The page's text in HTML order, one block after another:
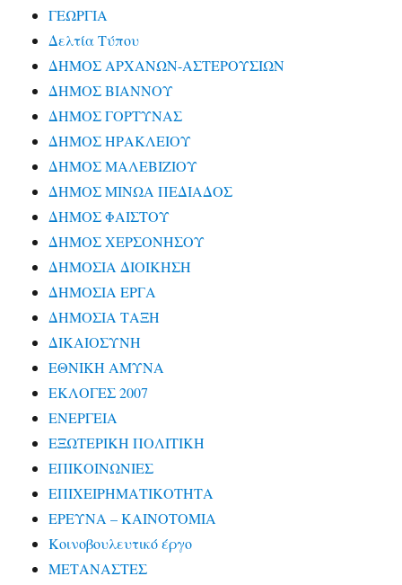
ΓΕΩΡΓΙΑ
Δελτία Τύπου
ΔΗΜΟΣ ΑΡΧΑΝΩΝ-ΑΣΤΕΡΟΥΣΙΩΝ
ΔΗΜΟΣ ΒΙΑΝΝΟΥ
ΔΗΜΟΣ ΓΟΡΤΥΝΑΣ
ΔΗΜΟΣ ΗΡΑΚΛΕΙΟΥ
ΔΗΜΟΣ ΜΑΛΕΒΙΖΙΟΥ
ΔΗΜΟΣ ΜΙΝΩΑ ΠΕΔΙΑΔΟΣ
ΔΗΜΟΣ ΦΑΙΣΤΟΥ
ΔΗΜΟΣ ΧΕΡΣΟΝΗΣΟΥ
ΔΗΜΟΣΙΑ ΔΙΟΙΚΗΣΗ
ΔΗΜΟΣΙΑ ΕΡΓΑ
ΔΗΜΟΣΙΑ ΤΑΞΗ
ΔΙΚΑΙΟΣΥΝΗ
ΕΘΝΙΚΗ ΑΜΥΝΑ
ΕΚΛΟΓΕΣ 2007
ΕΝΕΡΓΕΙΑ
ΕΞΩΤΕΡΙΚΗ ΠΟΛΙΤΙΚΗ
ΕΠΙΚΟΙΝΩΝΙΕΣ
ΕΠΙΧΕΙΡΗΜΑΤΙΚΟΤΗΤΑ
ΕΡΕΥΝΑ – ΚΑΙΝΟΤΟΜΙΑ
Κοινοβουλευτικό έργο
ΜΕΤΑΝΑΣΤΕΣ